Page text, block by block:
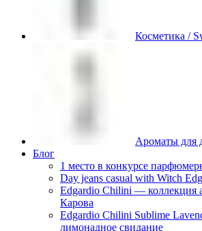
Косметика /
Ароматы для
Блог
1 место в конкурсе
Day jeans casual with Witch
Edgardio Chilini — коллекция
Карова
Edgardio Chilini Sublime
лимонадное свидание